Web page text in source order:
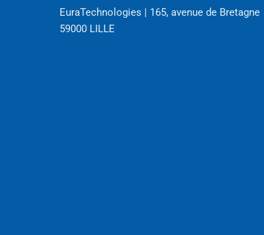
EuraTechnologies | 165, avenue de Bretagne
59000 LILLE